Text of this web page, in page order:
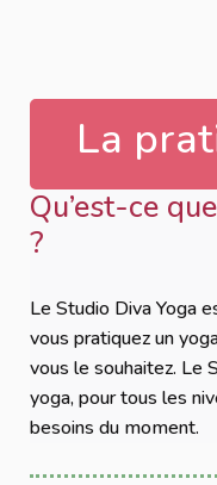
La
Qu’est-ce
?
Le Studio Diva Yoga
vous pratiquez un
vous le souhaitez. Le
yoga, pour tous les
besoins du moment.